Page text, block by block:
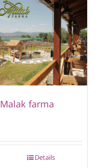
Malak farma
Details